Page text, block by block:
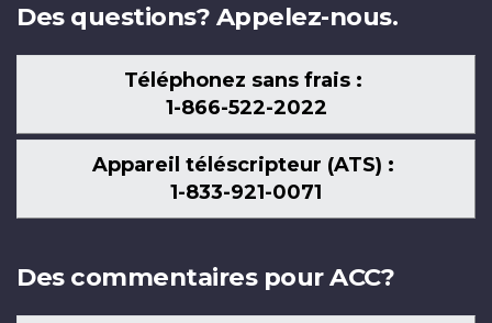
Des questions? Appelez-nous.
Téléphonez sans frais :
1-866-522-2022
Appareil téléscripteur (ATS) :
1-833-921-0071
Des commentaires pour ACC?